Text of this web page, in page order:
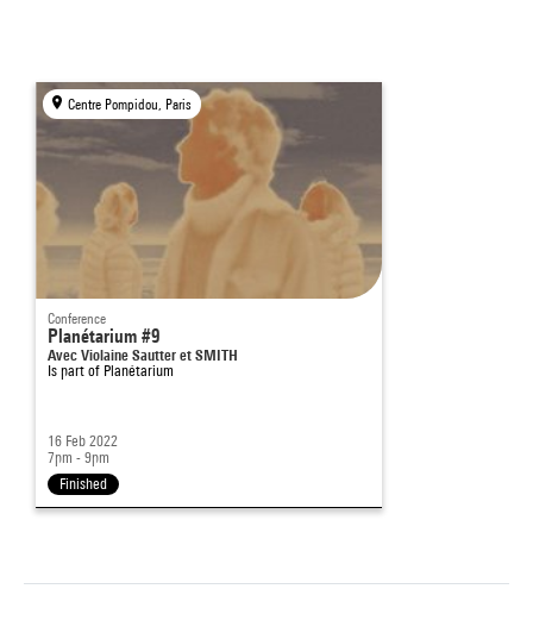
Centre Pompidou, Paris
Conference
Planétarium #9
Avec Violaine Sautter et SMITH
Is part of Planétarium
16 Feb 2022
7pm - 9pm
Finished